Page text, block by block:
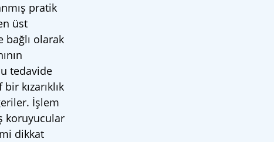
pratik
üst
bağlı olarak
tedavide
kızarıklık
İşlem
koruyucular
dikkat